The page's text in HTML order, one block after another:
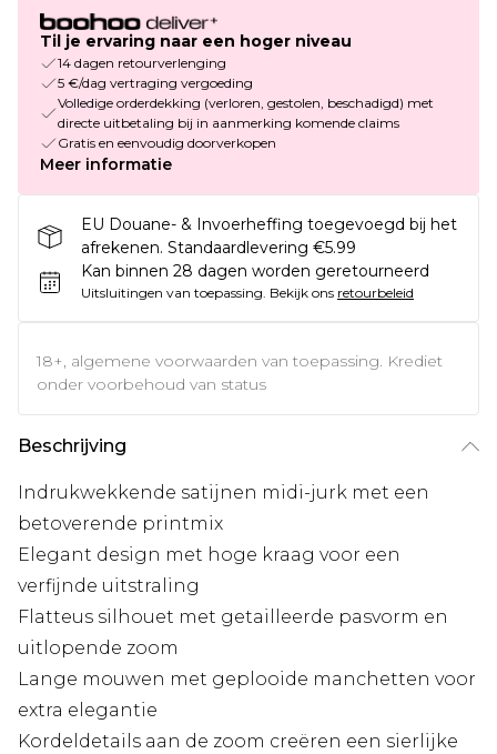
Til je ervaring naar een hoger niveau
14 dagen retourverlenging
5 €/dag vertraging vergoeding
Volledige orderdekking (verloren, gestolen, beschadigd) met
directe uitbetaling bij in aanmerking komende claims
Gratis en eenvoudig doorverkopen
Meer informatie
EU Douane- & Invoerheffing toegevoegd bij het
afrekenen. Standaardlevering €5.99
Kan binnen 28 dagen worden geretourneerd
Uitsluitingen van toepassing. Bekijk ons retourbeleid
18+, algemene voorwaarden van toepassing. Krediet
onder voorbehoud van status
Beschrijving
Indrukwekkende satijnen midi-jurk met een
betoverende printmix
Elegant design met hoge kraag voor een
verfijnde uitstraling
Flatteus silhouet met getailleerde pasvorm en
uitlopende zoom
Lange mouwen met geplooide manchetten voor
extra elegantie
Kordeldetails aan de zoom creëren een sierlijke